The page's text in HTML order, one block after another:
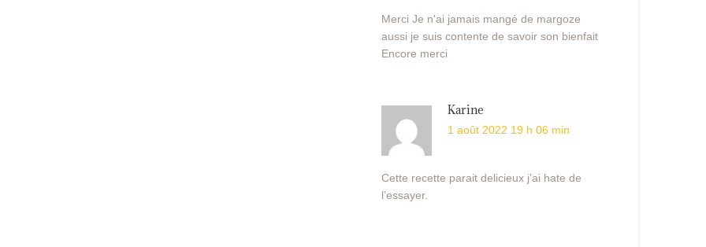
Merci Je n'ai jamais mangé de margoze
aussi je suis contente de savoir son bienfait
Encore merci
Karine
1 août 2022 19 h 06 min
Cette recette parait delicieux j’ai hate de
l’essayer.